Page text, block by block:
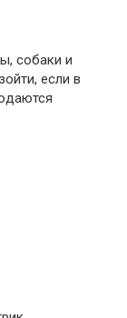
собаки и
если в